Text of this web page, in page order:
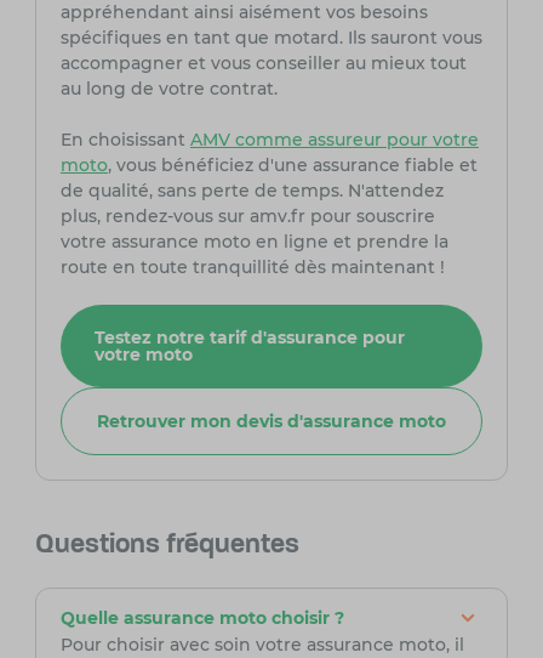
appréhendant ainsi aisément vos besoins
spécifiques en tant que motard. Ils sauront vous
accompagner et vous conseiller au mieux tout
au long de votre contrat.
En choisissant AMV comme assureur pour votre
moto, vous bénéficiez d'une assurance fiable et
de qualité, sans perte de temps. N'attendez
plus, rendez-vous sur amv.fr pour souscrire
votre assurance moto en ligne et prendre la
route en toute tranquillité dès maintenant !
Testez notre tarif d'assurance pour
votre moto
Retrouver mon devis d'assurance moto
Questions fréquentes
Quelle assurance moto choisir ?
Pour choisir avec soin votre assurance moto, il